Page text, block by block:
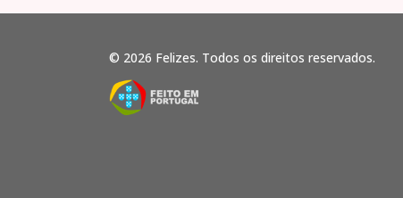
© 2026 Felizes. Todos os direitos reservados.